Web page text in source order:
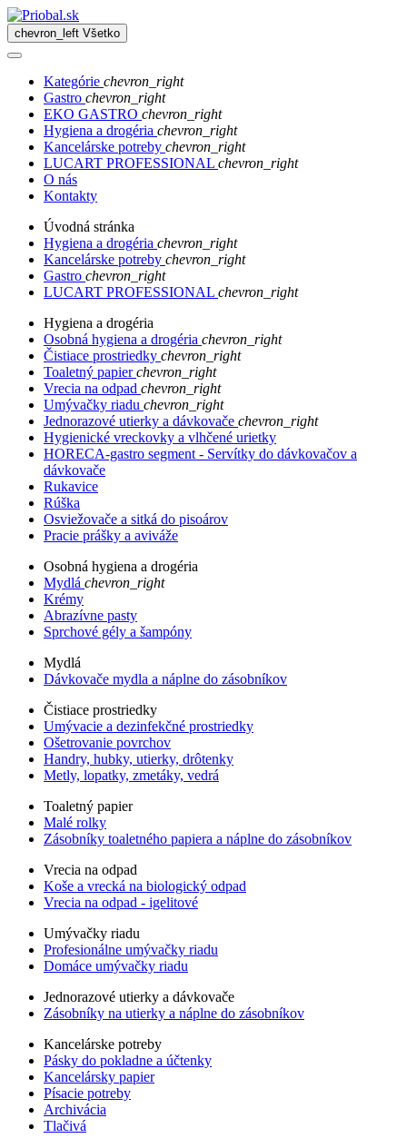
chevron_left Všetko
Kategórie chevron_right
Gastro chevron_right
EKO GASTRO chevron_right
Hygiena a drogéria chevron_right
Kancelárske potreby chevron_right
LUCART PROFESSIONAL chevron_right
O nás
Kontakty
Úvodná stránka
Hygiena a drogéria chevron_right
Kancelárske potreby chevron_right
Gastro chevron_right
LUCART PROFESSIONAL chevron_right
Hygiena a drogéria
Osobná hygiena a drogéria chevron_right
Čistiace prostriedky chevron_right
Toaletný papierchevron_right
Vrecia na odpad chevron_right
Umývačky riadu chevron_right
Jednorazové utierky a dávkovače chevron_right
Hygienické vreckovky a vlhčené urietky
HORECA-gastro segment - Servítky do dávkovačov a
dávkovače
Rukavice
Rúška
Osviežovače a sitká do pisoárov
Pracie prášky a aviváže
Osobná hygiena a drogéria
Mydlá chevron_right
Krémy
Abrazívne pasty
Sprchové gély a šampóny
Mydlá
Dávkovače mydla a náplne do zásobníkov
Čistiace prostriedky
Umývacie a dezinfekčné prostriedky
Ošetrovanie povrchov
Handry, hubky, utierky, drôtenky
Metly, lopatky, zmetáky, vedrá
Toaletný papier
Malé rolky
Zásobníky toaletného papiera a náplne do zásobníkov
Vrecia na odpad
Koše a vrecká na biologický odpad
Vrecia na odpad - igelitové
Umývačky riadu
Profesionálne umývačky riadu
Domáce umývačky riadu
Jednorazové utierky a dávkovače
Zásobníky na utierky a náplne do zásobníkov
Kancelárske potreby
Pásky do pokladne a účtenky
Kancelársky papier
Písacie potreby
Archivácia
Tlačivá